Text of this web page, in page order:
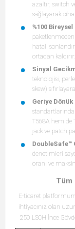
azaltır, switch
sağlayarak
%100
hatalı
ortadan kaldırır.
Sinyal
teknolojisi,
skew)
Geriye
T568A hem de
jack ve patch
DoubleSafe™
denetimleri
oranı ve
Tüm
E-ticaret
ihtiyacınız olan
250 LS0H İnce